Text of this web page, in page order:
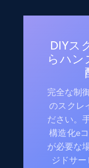
DIYス
らハン
完全な制
のスクレ
ださい。
構造化e
が必要な
ジドサ